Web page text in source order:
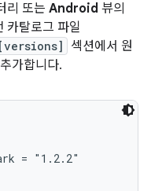
리 또는 Android 뷰의
카탈로그 파일
[versions]
섹션에서 원
가합니다.
= "1.2.2"